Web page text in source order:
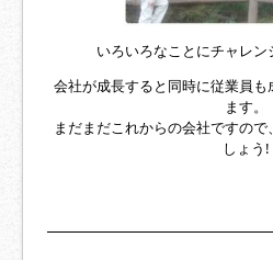
いろいろなことにチャレン
会社が成長すると同時に従業員も
ます。
まだまだこれからの会社ですの
しょう!